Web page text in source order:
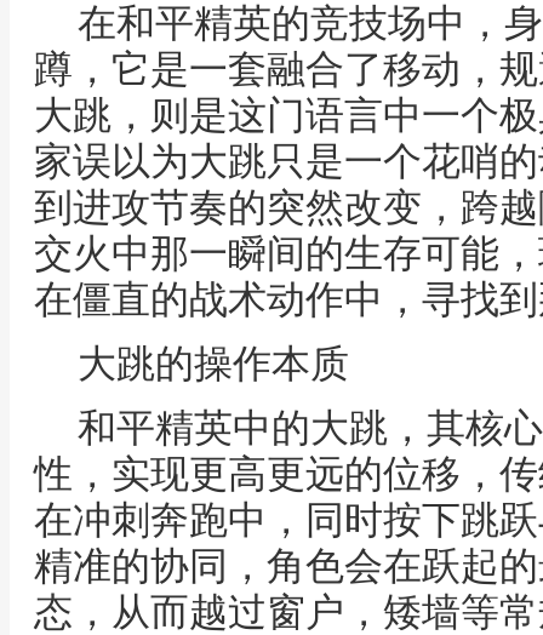
在和平精英的竞技场中，
蹲，它是一套融合了移动，
大跳，则是这门语言中一个
家误以为大跳只是一个花哨
到进攻节奏的突然改变，跨
交火中那一瞬间的生存可能
在僵直的战术动作中，寻找
大跳的操作本质
和平精英中的大跳，其核
性，实现更高更远的位移，
在冲刺奔跑中，同时按下跳
精准的协同，角色会在跃起
态，从而越过窗户，矮墙等